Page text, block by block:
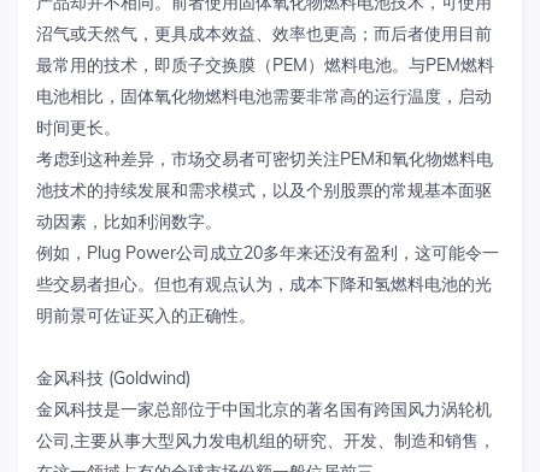
沼气或天然气，更具成本效益、效率也更高；而后者使用目前
最常用的技术，即质子交换膜（PEM）燃料电池。与PEM燃料
电池相比，固体氧化物燃料电池需要非常高的运行温度，启动
时间更长。
考虑到这种差异，市场交易者可密切关注PEM和氧化物燃料电
池技术的持续发展和需求模式，以及个别股票的常规基本面驱
动因素，比如利润数字。
例如，Plug Power公司成立20多年来还没有盈利，这可能令一
些交易者担心。但也有观点认为，成本下降和氢燃料电池的光
明前景可佐证买入的正确性。
金风科技 (Goldwind)
金风科技是一家总部位于中国北京的著名国有跨国风力涡轮机
公司,主要从事大型风力发电机组的研究、开发、制造和销售，